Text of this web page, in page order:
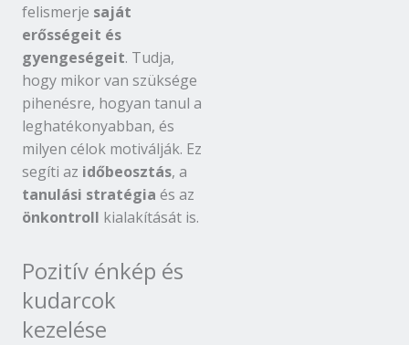
felismerje saját
erősségeit és
gyengeségeit. Tudja,
hogy mikor van szüksége
pihenésre, hogyan tanul a
leghatékonyabban, és
milyen célok motiválják. Ez
segíti az időbeosztás, a
tanulási stratégia és az
önkontroll kialakítását is.
Pozitív énkép és
kudarcok
kezelése